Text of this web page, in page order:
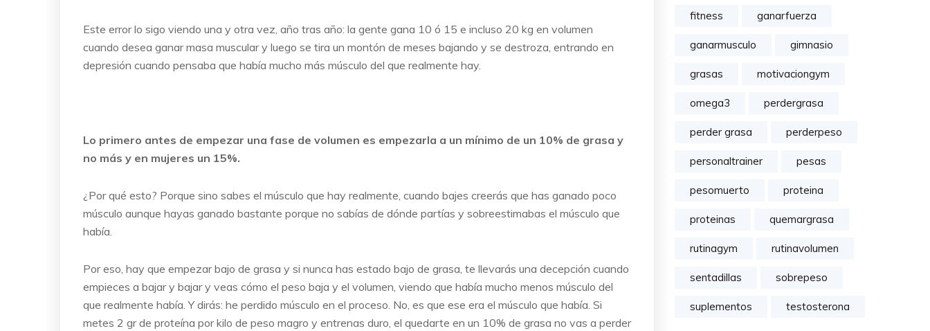
Este error lo sigo viendo una y otra vez, año tras año: la gente gana 10 ó 15 e incluso 20 kg en volumen
cuando desea ganar masa muscular y luego se tira un montón de meses bajando y se destroza, entrando en
depresión cuando pensaba que había mucho más músculo del que realmente hay.
Lo primero antes de empezar una fase de volumen es empezarla a un mínimo de un 10% de grasa y
no más y en mujeres un 15%.
¿Por qué esto? Porque sino sabes el músculo que hay realmente, cuando bajes creerás que has ganado poco
músculo aunque hayas ganado bastante porque no sabías de dónde partías y sobreestimabas el músculo que
había.
Por eso, hay que empezar bajo de grasa y si nunca has estado bajo de grasa, te llevarás una decepción cuando
empieces a bajar y bajar y veas cómo el peso baja y el volumen, viendo que había mucho menos músculo del
que realmente había. Y dirás: he perdido músculo en el proceso. No, es que ese era el músculo que había. Si
metes 2 gr de proteína por kilo de peso magro y entrenas duro, el quedarte en un 10% de grasa no vas a perder
fitness ganarfuerza
ganarmusculo gimnasio
grasas motivaciongym
omega3 perdergrasa
perder grasa perderpeso
personaltrainer pesas
pesomuerto proteina
proteinas quemargrasa
rutinagym rutinavolumen
sentadillas sobrepeso
suplementos testosterona